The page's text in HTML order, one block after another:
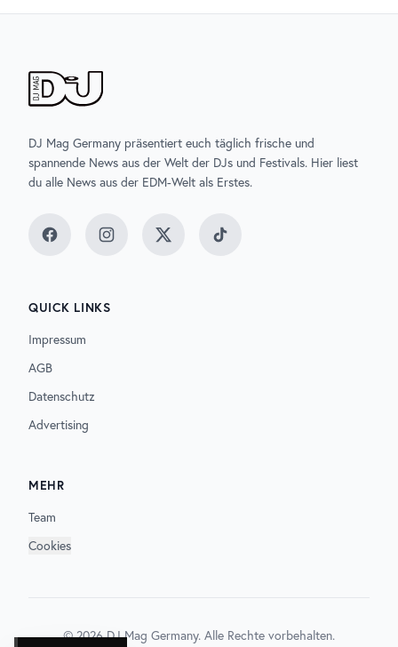
DJ Mag Germany präsentiert euch täglich frische und
spannende News aus der Welt der DJs und Festivals. Hier liest
du alle News aus der EDM-Welt als Erstes.
FacebookInstagramTwitter TikTok
QUICK LINKS
Impressum
AGB
Datenschutz
Advertising
MEHR
Team
Cookies
©2026DJ Mag Germany. Alle Rechte vorbehalten.